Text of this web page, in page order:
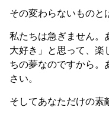
その変わらないものと
私たちは急ぎません。
大好き」と思って、楽
ちの夢なのですから。
さい。
そしてあなただけの素